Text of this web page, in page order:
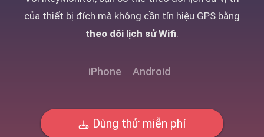
của thiết bị đích mà không cần tín hiệu GPS bằng
theo dõi lịch sử Wifi.
iPhone Android
Dùng thử miễn phí